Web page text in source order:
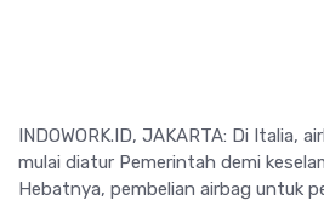
INDOWORK.ID, JAKARTA: Di Italia,
mulai diatur Pemerintah demi
Hebatnya, pembelian airbag untuk